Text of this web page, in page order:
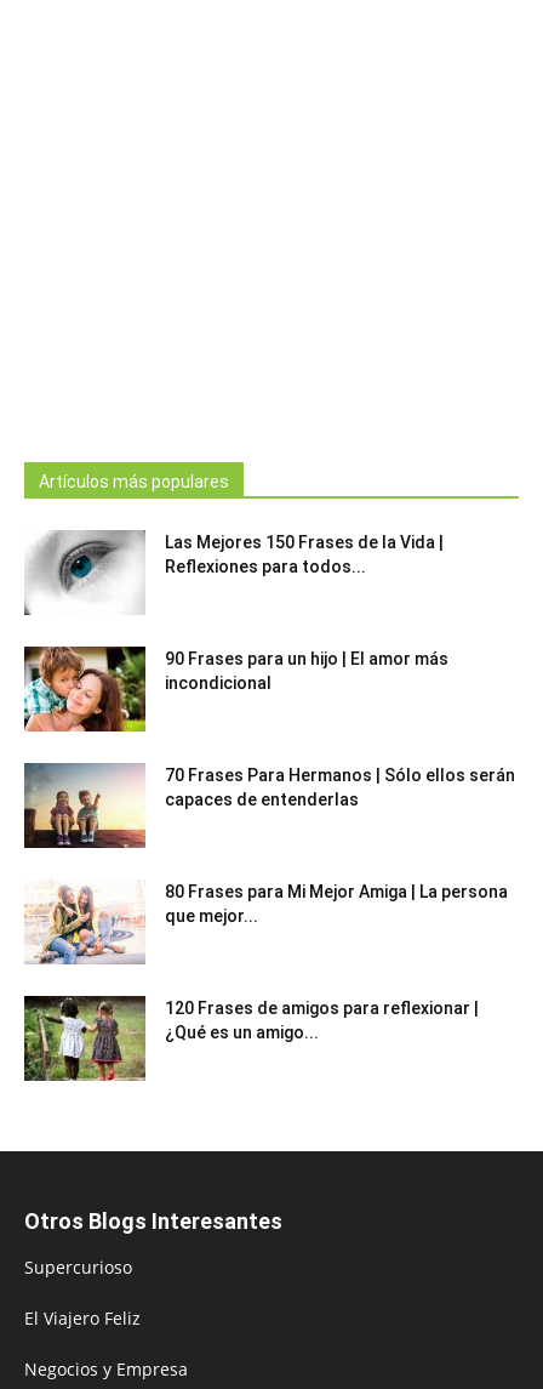
Artículos más populares
Las Mejores 150 Frases de la Vida |
Reflexiones para todos...
90 Frases para un hijo | El amor más
incondicional
70 Frases Para Hermanos | Sólo ellos serán
capaces de entenderlas
80 Frases para Mi Mejor Amiga | La persona
que mejor...
120 Frases de amigos para reflexionar |
¿Qué es un amigo...
Otros Blogs Interesantes
Supercurioso
El Viajero Feliz
Negocios y Empresa